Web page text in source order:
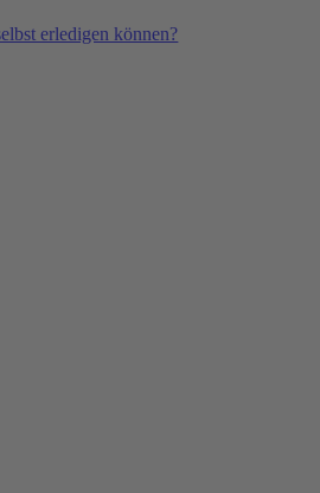
erledigen können?